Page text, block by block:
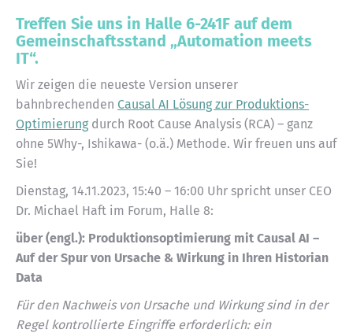
Treffen Sie uns in Halle 6-241F auf dem
Gemeinschaftsstand „Automation meets
IT“.
Wir zeigen die neueste Version unserer
bahnbrechenden Causal AI Lösung zur Produktions-
Optimierungdurch Root Cause Analysis (RCA) – ganz
ohne 5Why-, Ishikawa- (o.ä.) Methode. Wir freuen uns auf
Sie!
Dienstag, 14.11.2023, 15:40 – 16:00 Uhr spricht unser CEO
Dr. Michael Haft im Forum, Halle 8:
über (engl.): Produktionsoptimierung mit Causal AI –
Auf der Spur von Ursache & Wirkung in Ihren Historian
Data
Für den Nachweis von Ursache und Wirkung sind in der
Regel kontrollierte Eingriffe erforderlich: ein